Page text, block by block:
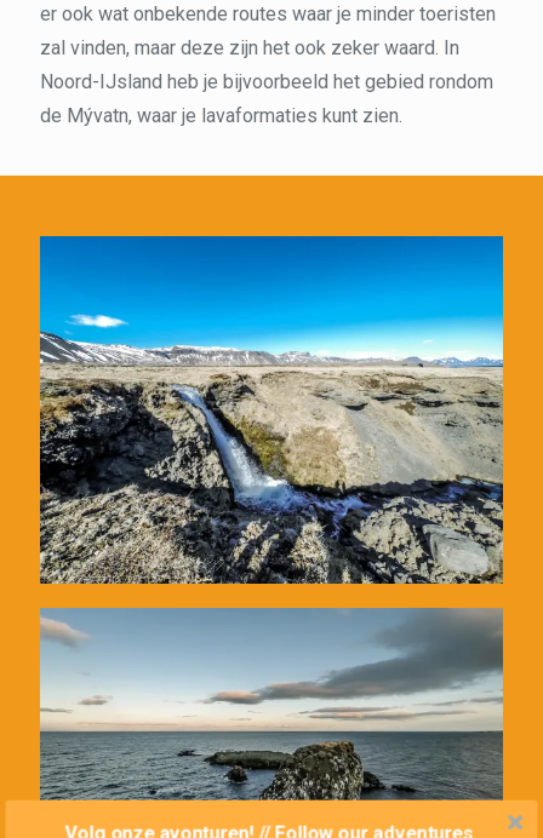
er ook wat onbekende routes waar je minder toeristen
zal vinden, maar deze zijn het ook zeker waard. In
Noord-IJsland heb je bijvoorbeeld het gebied rondom
de Mývatn, waar je lavaformaties kunt zien.
Volg onze avonturen! // Follow our adventures